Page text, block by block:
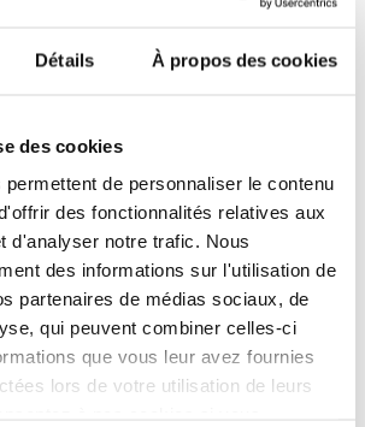
Détails À propos des cookies
des cookies
de personnaliser le contenu
des fonctionnalités relatives aux
d'analyser notre trafic. Nous
des informations sur l'utilisation de
partenaires de médias sociaux, de
qui peuvent combiner celles-ci
que vous leur avez fournies
lors de votre utilisation de leurs
du
:
: